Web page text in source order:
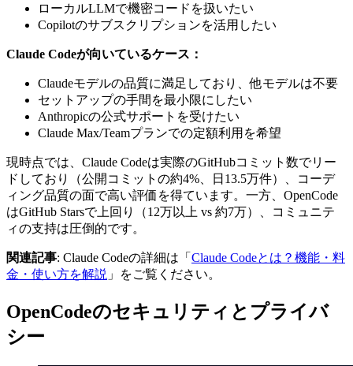
ローカルLLMで機密コードを扱いたい
Copilotのサブスクリプションを活用したい
Claude Codeが向いているケース：
Claudeモデルの品質に満足しており、他モデルは不要
セットアップの手間を最小限にしたい
Anthropicの公式サポートを受けたい
Claude Max/Teamプランでの定額利用を希望
現時点では、Claude Codeは実際のGitHubコミット数でリー
ドしており（公開コミットの約4%、日13.5万件）、コーデ
ィング品質の面で高い評価を得ています。一方、OpenCode
はGitHub Starsで上回り（12万以上 vs 約7万）、コミュニテ
ィの支持は圧倒的です。
関連記事: Claude Codeの詳細は「 Claude Codeとは？機能・料
金・使い方を解説 」をご覧ください。
OpenCodeのセキュリティとプライバ
シー